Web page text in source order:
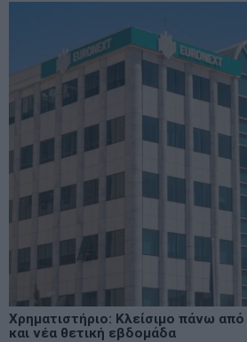
Χρηματιστήριο: Κλείσιμο πάνω
και νέα θετική εβδομάδα